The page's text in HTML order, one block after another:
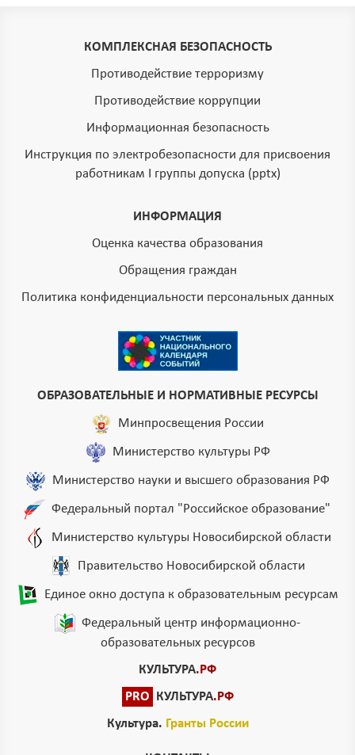
КОМПЛЕКСНАЯ БЕЗОПАСНОСТЬ
Противодействие терроризму
Противодействие коррупции
Информационная безопасность
Инструкция по электробезопасности для присвоения
работникам I группы допуска (pptx)
ИНФОРМАЦИЯ
Оценка качества образования
Обращения граждан
Политика конфиденциальности персональных данных
ОБРАЗОВАТЕЛЬНЫЕ И НОРМАТИВНЫЕ РЕСУРСЫ
Минпросвещения России
Министерство культуры РФ
Министерство науки и высшего образования РФ
Федеральный портал "Российское образование"
Министерство культуры Новосибирской области
Правительство Новосибирской области
Единое окно доступа к образовательным ресурсам
Федеральный центр информационно-
образовательных ресурсов
КУЛЬТУРА.РФ
PRO
КУЛЬТУРА.РФ
Культура. Гранты России